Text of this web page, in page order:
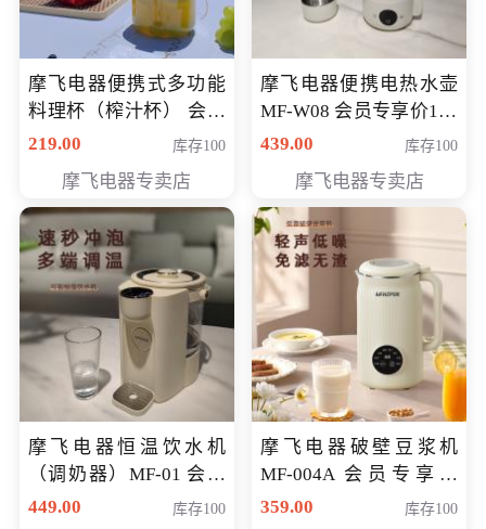
摩飞电器便携式多功能
料理杯（榨汁杯） 会员
专享价118元
219.00 库存100
摩飞电器专卖店
摩飞电器便携电热水壶
MF-W08 会员专享价198
元
439.00 库存100
摩飞电器专卖店
摩飞电器恒温饮水机
（调奶器）MF-01 会员
专享价366元
449.00 库存100
摩飞电器破壁豆浆机
MF-004A 会员专享价
168元
359.00 库存100